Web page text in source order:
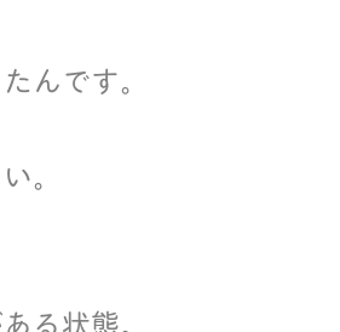
んです。
。
る状態。